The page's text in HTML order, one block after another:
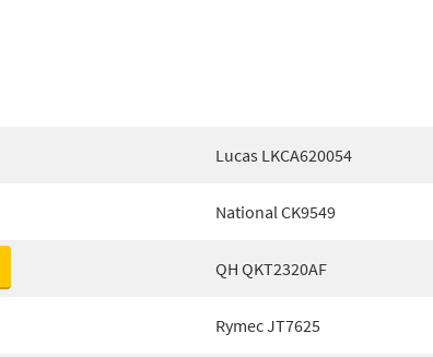
Lucas LKCA620054
National CK9549
QH QKT2320AF
Rymec JT7625